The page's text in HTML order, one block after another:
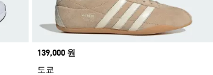
Price
139,000 원
도쿄